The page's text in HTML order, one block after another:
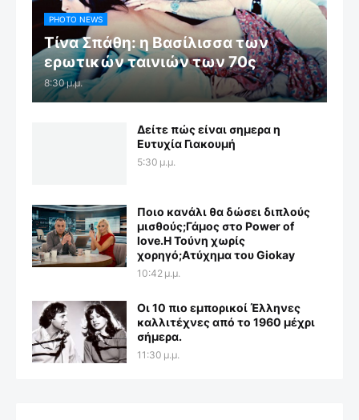
PHOTO NEWS
Τίνα Σπάθη: η Βασίλισσα των
ερωτικών ταινιών των 70ς
8:30 μ.μ.
Δείτε πώς είναι σημερα η
Ευτυχία Γιακουμή
5:30 μ.μ.
Ποιο κανάλι θα δώσει διπλούς
μισθούς;Γάμος στο Power of
love.Η Τούνη χωρίς
χορηγό;Aτύχημα του Giokay
10:42 μ.μ.
Οι 10 πιο εμπορικοί Έλληνες
καλλιτέχνες από το 1960 μέχρι
σήμερα.
11:30 μ.μ.